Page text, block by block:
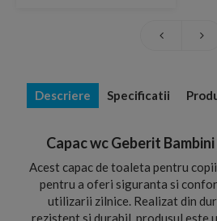
Descriere Specificatii
Capac wc Geberit
Acest capac de toaleta pentru
pentru a oferi siguranta si
utilizarii zilnice. Realizat din
rezistent si durabil, produsul este